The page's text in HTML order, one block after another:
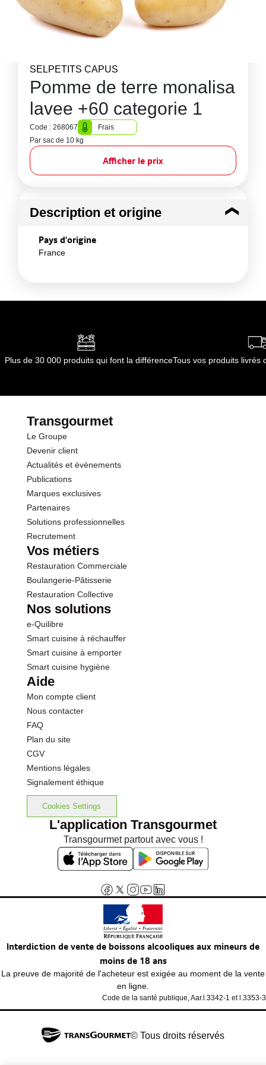
SELPETITS CAPUS
Pomme de terre monalisa
lavee +60 categorie 1
Code : 268067
Frais
Par sac de 10 kg
Afficher le prix
Description et origine
Pays d'origine
France
Plus de 30 000 produits qui font la différenceTous vos produits livrés
Transgourmet
Le Groupe
Devenir client
Actualités et événements
Publications
Marques exclusives
Partenaires
Solutions professionnelles
Recrutement
Vos métiers
Restauration Commerciale
Boulangerie-Pâtisserie
Restauration Collective
Nos solutions
e-Quilibre
Smart cuisine à réchauffer
Smart cuisine à emporter
Smart cuisine hygiène
Aide
Mon compte client
Nous contacter
FAQ
Plan du site
CGV
Mentions légales
Signalement éthique
Cookies Settings
L'application Transgourmet
Transgourmet partout avec vous !
Interdiction de vente de boissons alcooliques aux mineurs de
moins de 18 ans
La preuve de majorité de l'acheteur est exigée au moment de la vente
en ligne.
Code de la santé publique, Aar.l.3342-1 et l.3353-3
© Tous droits réservés